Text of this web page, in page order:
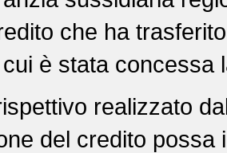
che ha
è stata concessa
realizzato
del credito